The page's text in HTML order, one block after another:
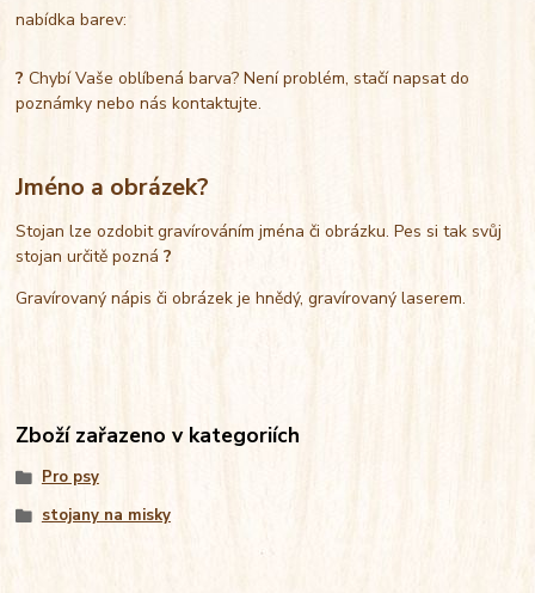
nabídka barev:
?Chybí Vaše oblíbená barva? Není problém, stačí napsat do
poznámky nebo nás kontaktujte.
Jméno a obrázek?
Stojan lze ozdobit gravírováním jména či obrázku. Pes si tak svůj
stojan určitě pozná?
Gravírovaný nápis či obrázek je hnědý, gravírovaný laserem.
Zboží zařazeno v kategoriích
Pro psy
stojany na misky